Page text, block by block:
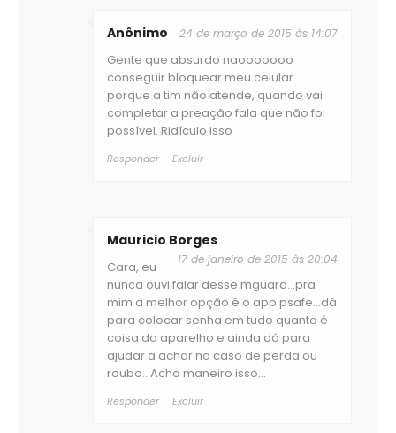
Mauricio Borges
17 de janeiro de 2015 às 20:04
Cara, eu
nunca ouvi falar desse mguard...pra
mim a melhor opção é o app psafe...dá
para colocar senha em tudo quanto é
coisa do aparelho e ainda dá para
ajudar a achar no caso de perda ou
roubo...Acho maneiro isso...
Responder Excluir
Anônimo 24 de março de 2015 às 14:07
Gente que absurdo naooooooo
conseguir bloquear meu celular
porque a tim não atende, quando vai
completar a preação fala que não foi
possível. Ridículo isso
Responder Excluir